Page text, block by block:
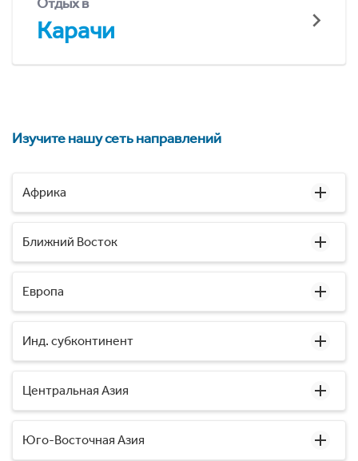
Карачи
Изучите нашу сеть направлений
Африка
Ближний Восток
Европа
Инд. субконтинент
Центральная Азия
Юго-Восточная Азия